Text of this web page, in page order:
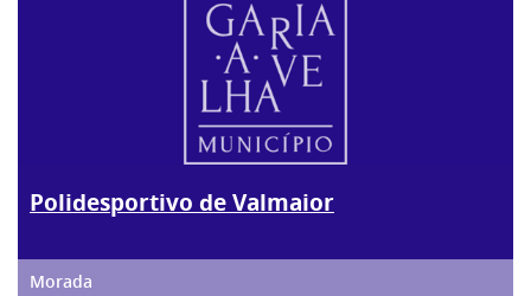
Polidesportivo de Valmaior